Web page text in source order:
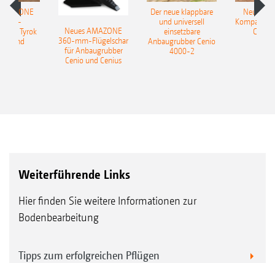
Seit nahezu 25 Jahren wird die
Bodenbearbeitungstechnik verbaut und hat
als bewährt.
Tyrok
Neues AMAZONE
360-mm-Flügelschar
für Anbaugrubber
Cenio und Cenius
Der neue klappbare
und universell
einsetzbare
Anbaugrubber Cenio
4000-2
Neue
Weiterführende Links
Hier finden Sie weitere Informationen zur
Bodenbearbeitung
Tipps zum erfolgreichen Pflügen